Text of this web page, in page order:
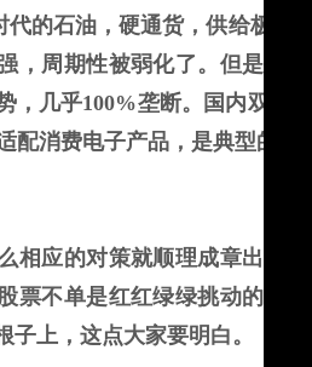
代的石油，硬通货，供给极其
，周期性被弱化了。但是现
，几乎100%垄断。国内双巨
配消费电子产品，是典型的周
相应的对策就顺理成章出来
票不单是红红绿绿挑动的数
子上，这点大家要明白。